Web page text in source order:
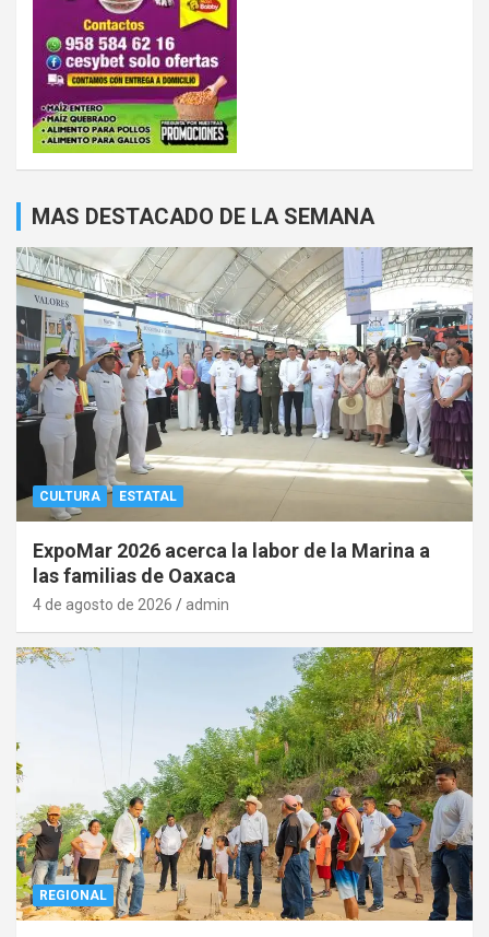
MAS DESTACADO DE LA SEMANA
CULTURA ESTATAL
ExpoMar 2026 acerca la labor de la Marina a
las familias de Oaxaca
4 de agosto de 2026 admin
REGIONAL